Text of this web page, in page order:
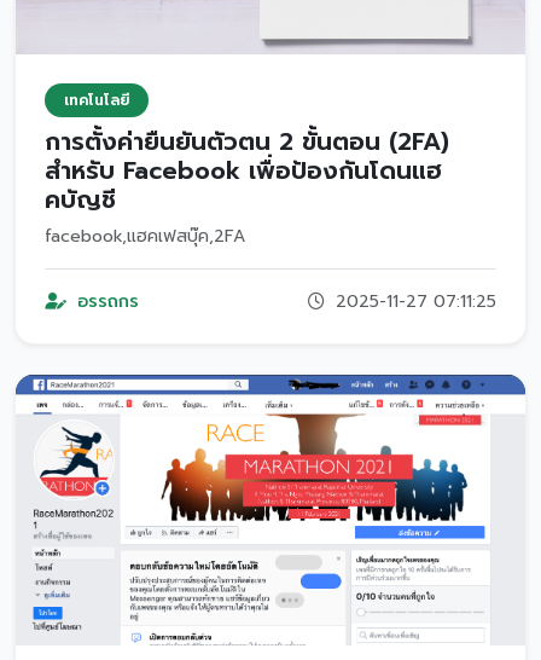
เทคโนโลยี
การตั้งค่ายืนยันตัวตน 2 ขั้นตอน (2FA)
สำหรับ Facebook เพื่อป้องกันโดนแฮ
คบัญชี
facebook,แฮคเฟสบุ๊ค,2FA
อรรถกร 2025-11-27 07:11:25